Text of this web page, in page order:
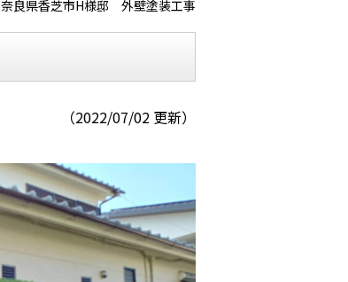
奈良県香芝市H様邸 外壁塗装工事
（2022/07/02 更新）